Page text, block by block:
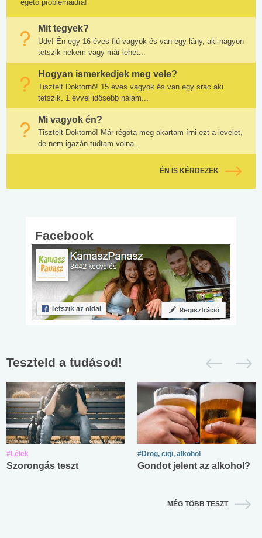
égető problémáidra!
Mit tegyek?
Üdv! Én egy 16 éves fiú vagyok és van egy lány, aki nagyon
tetszik nekem vagy már lehet...
Hogyan ismerkedjek meg vele?
Tisztelt Doktornő! 15 éves vagyok és van egy srác aki
tetszik. 1 évvel idősebb nálam...
Mi vagyok én?
Tisztelt Doktornő! Már régóta meg akartam írni ezt a levelet,
de nem igazán tudtam volna...
ÉN IS KÉRDEZEK
Facebook
Teszteld a tudásod!
#Lélek
Szorongás teszt
#Drog, cigi, alkohol
Gondot jelent az alkohol?
MÉG TÖBB TESZT